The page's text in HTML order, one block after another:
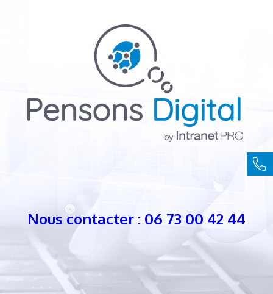
Nous contacter : 06 73 00 42 44